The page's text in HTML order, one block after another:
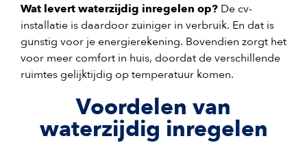
Wat levert waterzijdig inregelen op? De cv-
installatie is daardoor zuiniger in verbruik. En dat is
gunstig voor je energierekening. Bovendien zorgt het
voor meer comfort in huis, doordat de verschillende
ruimtes gelijktijdig op temperatuur komen.
Voordelen van
waterzijdig inregelen